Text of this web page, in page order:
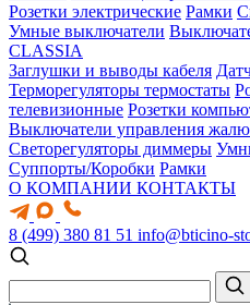
Розетки электрические Рамки
Умные выключатели
CLASSIA
Заглушки и выводы кабеля
Терморегуляторы термостаты
телевизионные Розетки
Выключатели управления
Светорегуляторы диммеры
Суппорты/Коробки Рамки
О КОМПАНИИ КОНТАКТЫ
8 (499) 380 81 51 info@bticino-